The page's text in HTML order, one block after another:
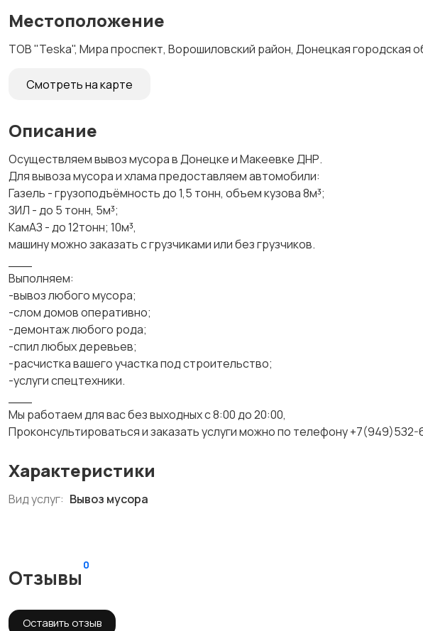
Местоположение
ТОВ "Teska", Мира проспект, Ворошиловский район, Донецкая городская
Смотреть на карте
Описание
Осуществляем вывоз мусора в Донецке и Макеевке ДНР.
Для вывоза мусора и хлама предоставляем автомобили:
Газель - грузоподъёмность до 1,5 тонн, объем кузова 8м³;
ЗИЛ - до 5 тонн, 5м³;
КамАЗ - до 12тонн; 10м³,
машину можно заказать с грузчиками или без грузчиков.
Выполняем:
-вывоз любого мусора;
-слом домов оперативно;
-демонтаж любого рода;
-спил любых деревьев;
-расчистка вашего участка под строительство;
-услуги спецтехники.
Мы работаем для вас без выходных с 8:00 до 20:00,
Проконсультироваться и заказать услуги можно по телефону
Характеристики
Вид услуг: Вывоз мусора
Отзывы
0
Оставить отзыв